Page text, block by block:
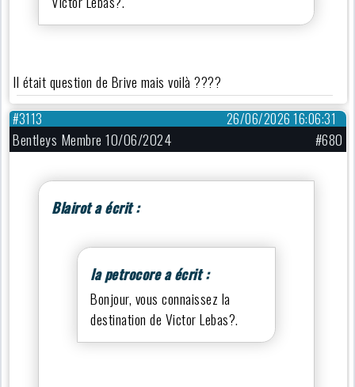
Il était question de Brive mais voilà ????
26/06/2026 16:06:31
#3113
Bentleys Membre 10/06/2024 #680
Blairot a écrit :
la petrocore a écrit :
Bonjour, vous connaissez la
destination de Victor Lebas?.